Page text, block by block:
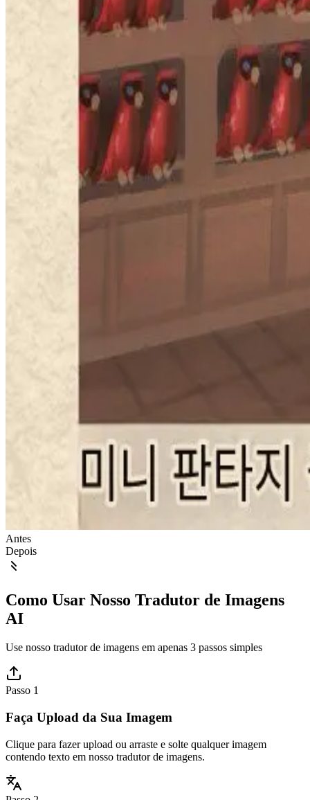
Antes
Depois
Como Usar Nosso Tradutor de Imagens
AI
Use nosso tradutor de imagens em apenas 3 passos simples
Passo 1
Faça Upload da Sua Imagem
Clique para fazer upload ou arraste e solte qualquer imagem
contendo texto em nosso tradutor de imagens.